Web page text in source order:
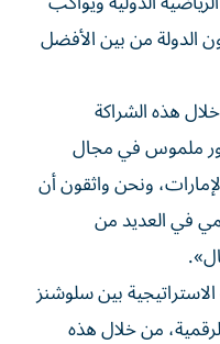
الدولة من بين الأفضل
هذه الشراكة
ملموس في مجال
ونحن واثقون أن
في العديد من
الاستراتيجية بين سلوشنز
من خلال هذه